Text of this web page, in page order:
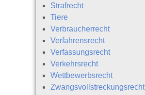
Strafrecht
Tiere
Verbraucherrecht
Verfahrensrecht
Verfassungsrecht
Verkehrsrecht
Wettbewerbsrecht
Zwangsvollstreckungsrecht